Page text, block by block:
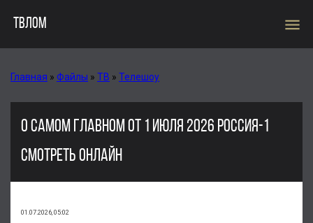
ТВЛОМ menu
Главная » Файлы » ТВ » Телешоу
О САМОМ ГЛАВНОМ ОТ 1 ИЮЛЯ 2026 РОССИЯ-1
СМОТРЕТЬ ОНЛАЙН
01.07.2026, 05:02